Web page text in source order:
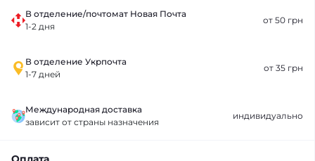
В отделение/почтомат Новая Почта
1-2 дня
от 50 грн
В отделение Укрпочта
1-7 дней
от 35 грн
Международная доставка
зависит от страны назначения
индивидуально